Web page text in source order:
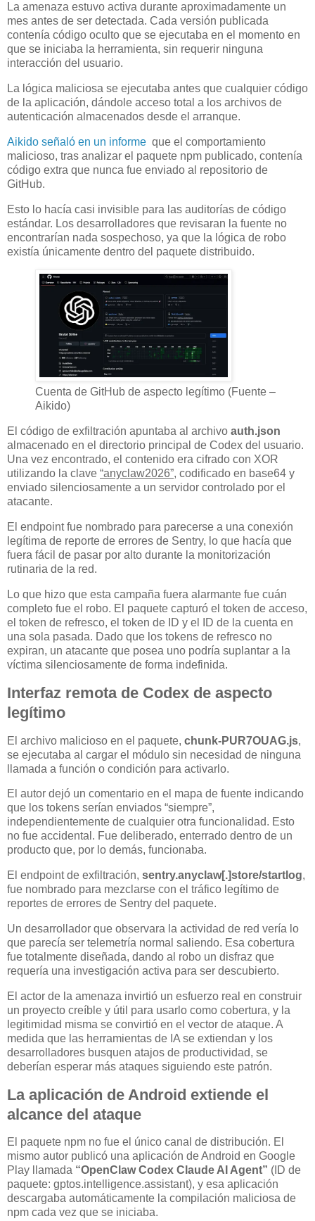
La amenaza estuvo activa durante aproximadamente un
mes antes de ser detectada. Cada versión publicada
contenía código oculto que se ejecutaba en el momento en
que se iniciaba la herramienta, sin requerir ninguna
interacción del usuario.
La lógica maliciosa se ejecutaba antes que cualquier código
de la aplicación, dándole acceso total a los archivos de
autenticación almacenados desde el arranque.
Aikido señaló en un informe que el comportamiento
malicioso, tras analizar el paquete npm publicado, contenía
código extra que nunca fue enviado al repositorio de
GitHub.
Esto lo hacía casi invisible para las auditorías de código
estándar. Los desarrolladores que revisaran la fuente no
encontrarían nada sospechoso, ya que la lógica de robo
existía únicamente dentro del paquete distribuido.
Cuenta de GitHub de aspecto legítimo (Fuente –
Aikido)
El código de exfiltración apuntaba al archivo auth.json
almacenado en el directorio principal de Codex del usuario.
Una vez encontrado, el contenido era cifrado con XOR
utilizando la clave “anyclaw2026”, codificado en base64 y
enviado silenciosamente a un servidor controlado por el
atacante.
El endpoint fue nombrado para parecerse a una conexión
legítima de reporte de errores de Sentry, lo que hacía que
fuera fácil de pasar por alto durante la monitorización
rutinaria de la red.
Lo que hizo que esta campaña fuera alarmante fue cuán
completo fue el robo. El paquete capturó el token de acceso,
el token de refresco, el token de ID y el ID de la cuenta en
una sola pasada. Dado que los tokens de refresco no
expiran, un atacante que posea uno podría suplantar a la
víctima silenciosamente de forma indefinida.
Interfaz remota de Codex de aspecto
legítimo
El archivo malicioso en el paquete, chunk-PUR7OUAG.js,
se ejecutaba al cargar el módulo sin necesidad de ninguna
llamada a función o condición para activarlo.
El autor dejó un comentario en el mapa de fuente indicando
que los tokens serían enviados “siempre”,
independientemente de cualquier otra funcionalidad. Esto
no fue accidental. Fue deliberado, enterrado dentro de un
producto que, por lo demás, funcionaba.
El endpoint de exfiltración, sentry.anyclaw[.]store/startlog,
fue nombrado para mezclarse con el tráfico legítimo de
reportes de errores de Sentry del paquete.
Un desarrollador que observara la actividad de red vería lo
que parecía ser telemetría normal saliendo. Esa cobertura
fue totalmente diseñada, dando al robo un disfraz que
requería una investigación activa para ser descubierto.
El actor de la amenaza invirtió un esfuerzo real en construir
un proyecto creíble y útil para usarlo como cobertura, y la
legitimidad misma se convirtió en el vector de ataque. A
medida que las herramientas de IA se extiendan y los
desarrolladores busquen atajos de productividad, se
deberían esperar más ataques siguiendo este patrón.
La aplicación de Android extiende el
alcance del ataque
El paquete npm no fue el único canal de distribución. El
mismo autor publicó una aplicación de Android en Google
Play llamada “OpenClaw Codex Claude AI Agent” (ID de
paquete: gptos.intelligence.assistant), y esa aplicación
descargaba automáticamente la compilación maliciosa de
npm cada vez que se iniciaba.